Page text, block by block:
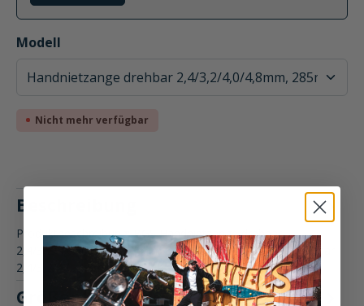
Modell
auswählen
Nicht mehr verfügbar
Beschreibung
Produktbeschreibung: BGS Handnietzange drehbar
2,4/3,2/4,0/4,8mm, 285mm Die BGS Handnietzange drehbar
2,4/3,2/4,0/4,8mm, 28…Mehr
Größentabelle